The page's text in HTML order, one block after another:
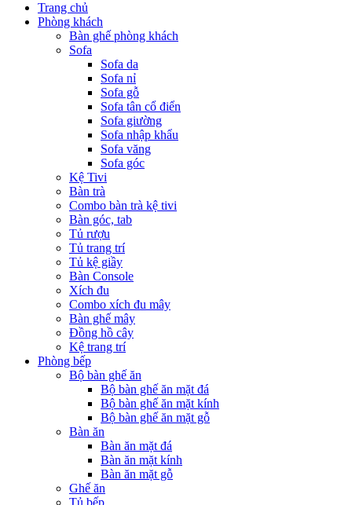
Trang chủ
Phòng khách
Bàn ghế phòng khách
Sofa
Sofa da
Sofa nỉ
Sofa gỗ
Sofa tân cổ điển
Sofa giường
Sofa nhập khẩu
Sofa văng
Sofa góc
Kệ Tivi
Bàn trà
Combo bàn trà kệ tivi
Bàn góc, tab
Tủ rượu
Tủ trang trí
Tủ kệ giầy
Bàn Console
Xích đu
Combo xích đu mây
Bàn ghế mây
Đồng hồ cây
Kệ trang trí
Phòng bếp
Bộ bàn ghế ăn
Bộ bàn ghế ăn mặt đá
Bộ bàn ghế ăn mặt kính
Bộ bàn ghế ăn mặt gỗ
Bàn ăn
Bàn ăn mặt đá
Bàn ăn mặt kính
Bàn ăn mặt gỗ
Ghế ăn